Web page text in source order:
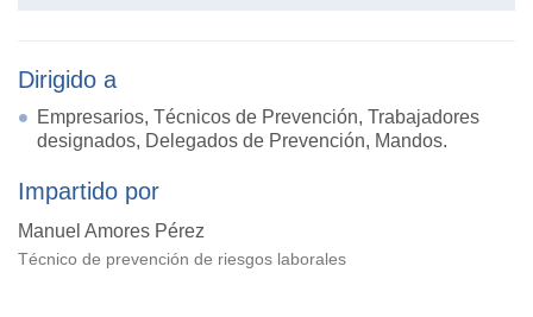
Dirigido a
Empresarios, Técnicos de Prevención, Trabajadores
designados, Delegados de Prevención, Mandos.
Impartido por
Manuel Amores Pérez
Técnico de prevención de riesgos laborales